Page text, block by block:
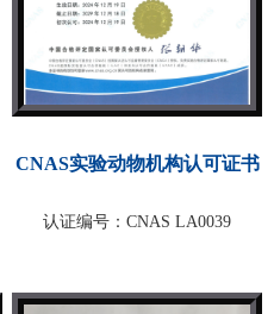
CNAS实验动物机构认可证书
认证编号：CNAS LA0039